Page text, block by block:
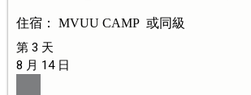
住宿： MVUU CAMP 或同級
第 3 天
8 月 14 日